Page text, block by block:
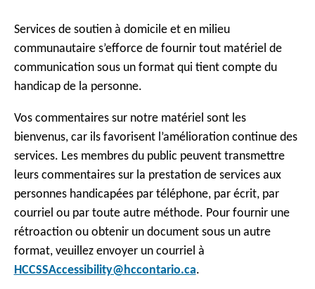
Services de soutien à domicile et en milieu
communautaire s’efforce de fournir tout matériel de
communication sous un format qui tient compte du
handicap de la personne.
Vos commentaires sur notre matériel sont les
bienvenus, car ils favorisent l’amélioration continue des
services. Les membres du public peuvent transmettre
leurs commentaires sur la prestation de services aux
personnes handicapées par téléphone, par écrit, par
courriel ou par toute autre méthode. Pour fournir une
rétroaction ou obtenir un document sous un autre
format, veuillez envoyer un courriel à
HCCSSAccessibility@hccontario.ca.